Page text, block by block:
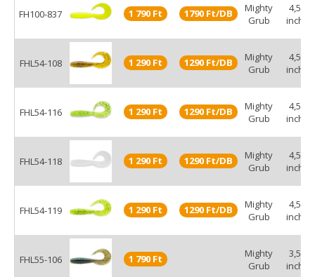
FH100-837 1 790 Ft 1790 Ft/DB
Mighty
Grub
4,5
inch
FHL54-108 1 290 Ft 1290 Ft/DB
Mighty
Grub
4,5
inch
FHL54-116 1 290 Ft 1290 Ft/DB
Mighty
Grub
4,5
inch
FHL54-118 1 290 Ft 1290 Ft/DB
Mighty
Grub
4,5
inch
FHL54-119 1 290 Ft 1290 Ft/DB
Mighty
Grub
4,5
inch
FHL55-106 1 790 Ft
Mighty
Grub
3,5
inch